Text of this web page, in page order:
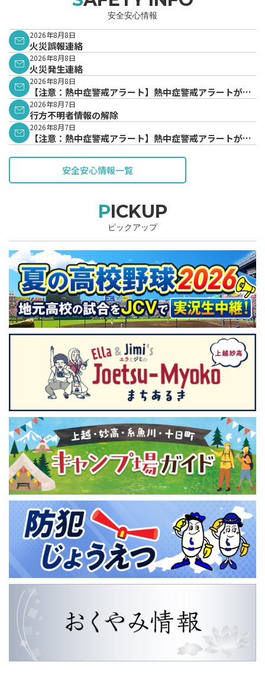
安全安心情報
2026年8月8日
火災誤報連絡
2026年8月8日
火災発生連絡
2026年8月8日
【注意：熱中症警戒アラート】熱中症警戒アラートが発
表されています。
2026年8月7日
行方不明者情報の解除
2026年8月7日
【注意：熱中症警戒アラート】熱中症警戒アラートが発
安全安心情報一覧
PICKUP
ピックアップ